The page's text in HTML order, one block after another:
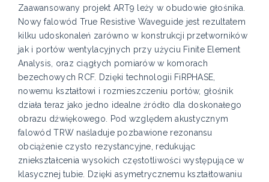
Zaawansowany projekt ART9 leży w obudowie głośnika.
Nowy falowód True Resistive Waveguide jest rezultatem
kilku udoskonaleń zarówno w konstrukcji przetworników
jak i portów wentylacyjnych przy użyciu Finite Element
Analysis, oraz ciągłych pomiarów w komorach
bezechowych RCF. Dzięki technologii FiRPHASE,
nowemu kształtowi i rozmieszczeniu portów, głośnik
działa teraz jako jedno idealne źródło dla doskonałego
obrazu dźwiękowego. Pod względem akustycznym
falowód TRW naśladuje pozbawione rezonansu
obciążenie czysto rezystancyjne, redukując
zniekształcenia wysokich częstotliwości występujące w
klasycznej tubie. Dzięki asymetrycznemu kształtowaniu